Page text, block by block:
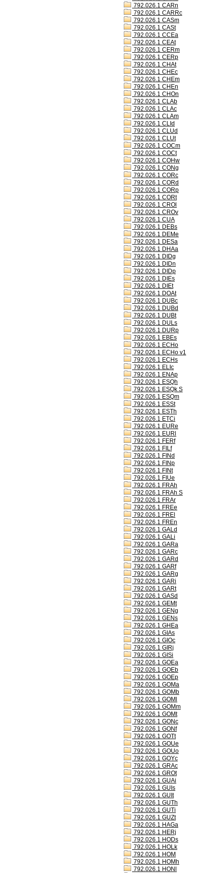
792.026.1 CARn
792.026.1 CARRc
792.026.1 CASm
792.026.1 CASt
792.026.1 CCEa
792.026.1 CEAt
792.026.1 CERm
792.026.1 CERp
792.026.1 CHAt
792.026.1 CHEc
792.026.1 CHEm
792.026.1 CHEn
792.026.1 CHOn
792.026.1 CLAb
792.026.1 CLAc
792.026.1 CLAm
792.026.1 CLId
792.026.1 CLUd
792.026.1 CLUt
792.026.1 COCm
792.026.1 COCt
792.026.1 COHw
792.026.1 CONg
792.026.1 CORc
792.026.1 CORd
792.026.1 CORp
792.026.1 CORt
792.026.1 CROl
792.026.1 CROv
792.026.1 CUA
792.026.1 DEBs
792.026.1 DEMe
792.026.1 DESa
792.026.1 DHAa
792.026.1 DIDg
792.026.1 DIDn
792.026.1 DIDp
792.026.1 DIEs
792.026.1 DIEt
792.026.1 DOAt
792.026.1 DUBc
792.026.1 DUBd
792.026.1 DUBt
792.026.1 DULs
792.026.1 DURp
792.026.1 EBEs
792.026.1 ECHo
792.026.1 ECHo v1
792.026.1 ECHs
792.026.1 ELIc
792.026.1 ENAp
792.026.1 ESQh
792.026.1 ESQk S
792.026.1 ESQm
792.026.1 ESSt
792.026.1 ESTh
792.026.1 ETCi
792.026.1 EURe
792.026.1 EURl
792.026.1 FERf
792.026.1 FILf
792.026.1 FINd
792.026.1 FINp
792.026.1 FINt
792.026.1 FIUe
792.026.1 FRAh
792.026.1 FRAh S
792.026.1 FRAr
792.026.1 FREe
792.026.1 FREl
792.026.1 FREn
792.026.1 GALd
792.026.1 GALi
792.026.1 GARa
792.026.1 GARc
792.026.1 GARd
792.026.1 GARf
792.026.1 GARg
792.026.1 GARi
792.026.1 GARt
792.026.1 GASd
792.026.1 GEMt
792.026.1 GENg
792.026.1 GENs
792.026.1 GHEa
792.026.1 GIAs
792.026.1 GIOc
792.026.1 GIRj
792.026.1 GISi
792.026.1 GOEa
792.026.1 GOEb
792.026.1 GOEp
792.026.1 GOMa
792.026.1 GOMb
792.026.1 GOMl
792.026.1 GOMm
792.026.1 GOMt
792.026.1 GONc
792.026.1 GONf
792.026.1 GOTt
792.026.1 GOUe
792.026.1 GOUo
792.026.1 GOYc
792.026.1 GRAc
792.026.1 GROt
792.026.1 GUAi
792.026.1 GUIs
792.026.1 GUIt
792.026.1 GUTh
792.026.1 GUTi
792.026.1 GUZt
792.026.1 HAGa
792.026.1 HERj
792.026.1 HODs
792.026.1 HOLk
792.026.1 HOM
792.026.1 HOMh
792.026.1 HONl